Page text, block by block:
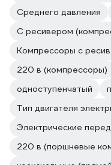
Среднего давления
С ресивером
Компрессоры с
220 в (компрессоры)
одноступенчатый
Тип двигателя
Электрические
220 в (поршневые